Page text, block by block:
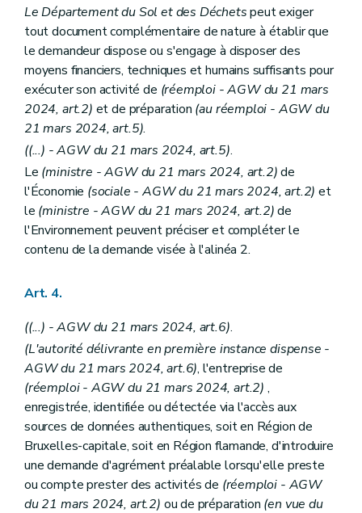
Le Département du Sol et des Déchetspeut exiger
tout document complémentaire de nature à établir que
le demandeur dispose ou s'engage à disposer des
moyens financiers, techniques et humains suffisants pour
exécuter son activité de (réemploi - AGW du 21 mars
2024, art.2) et de préparation (au réemploi - AGW du
21 mars 2024, art.5).
((...) - AGW du 21 mars 2024, art.5).
Le (ministre - AGW du 21 mars 2024, art.2)de
l'Économie (sociale - AGW du 21 mars 2024, art.2) et
le (ministre - AGW du 21 mars 2024, art.2)de
l'Environnement peuvent préciser et compléter le
contenu de la demande visée à l'alinéa 2.
Art. 4.
((...) - AGW du 21 mars 2024, art.6).
(L'autorité délivrante en première instance dispense -
AGW du 21 mars 2024, art.6), l'entreprise de
(réemploi - AGW du 21 mars 2024, art.2) ,
enregistrée, identifiée ou détectée via l'accès aux
sources de données authentiques, soit en Région de
Bruxelles-capitale, soit en Région flamande, d'introduire
une demande d'agrément préalable lorsqu'elle preste
ou compte prester des activités de (réemploi - AGW
du 21 mars 2024, art.2) ou de préparation (en vue du